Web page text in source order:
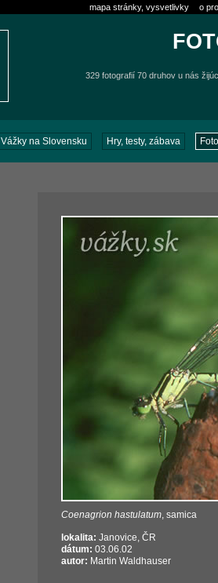
mapa stránky, vysvetlivky o
329 fotografií 70 druhov u nás
Vážky na Slovensku Hry, testy, zábava
Coenagrion hastulatum, samica
lokalita: Janovice, ČR
dátum: 03.06.02
autor: Martin Waldhauser